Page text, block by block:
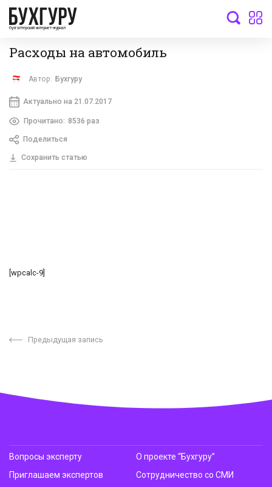
бухгалтерский интернет-журнал
Расходы на автомобиль
Автор: Бухгуру
Актуально на 21.07.2017
Прочитано: 8536 раз
Поделиться
Сохранить статью
[wpcalc-9]
Предыдущая запись
Вопросы эксперту
Приглашаем экспертов
О проекте “Бухгуру”
Сотрудничество со СМИ